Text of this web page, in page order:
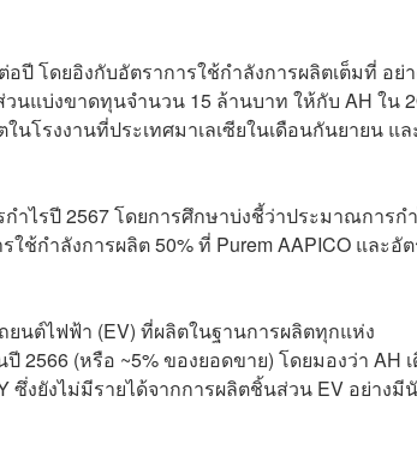
ปี โดยอิงกับอัตราการใช้กำลังการผลิตเต็มที่ อย่า
แบ่งขาดทุนจำนวน 15 ล้านบาท ให้กับ AH ใน
โรงงานที่ประเทศมาเลเซียในเดือนกันยายน แล
ำไรปี 2567 โดยการศึกษาบ่งชี้ว่าประมาณการก
ช้กำลังการผลิต 50% ที่ Purem AAPICO และอั
นต์ไฟฟ้า (EV) ที่ผลิตในฐานการผลิตทุกแห่ง
2566 (หรือ ~5% ของยอดขาย) โดยมองว่า AH
ซึ่งยังไม่มีรายได้จากการผลิตชิ้นส่วน EV อย่างมี